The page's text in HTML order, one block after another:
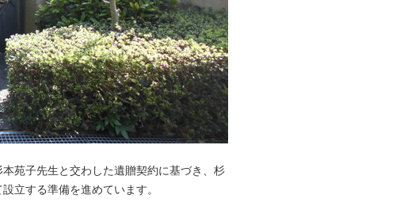
苑子先生と交わした遺贈契約に基づき、杉
立する準備を進めています。